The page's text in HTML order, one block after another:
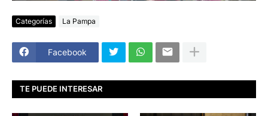
Categorías La Pampa
Facebook
TE PUEDE INTERESAR